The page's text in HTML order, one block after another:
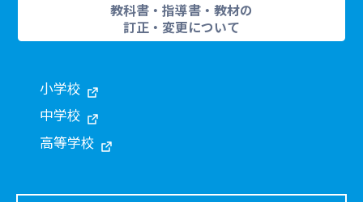
教科書・指導書・教材の
訂正・変更について
小学校
中学校
高等学校